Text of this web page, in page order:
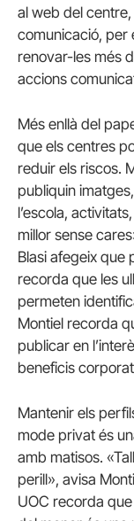
al web del
comunicació, per
renovar-les més
accions
Més enllà del
que els centres
reduir els riscos.
publiquin
l’escola,
millor sense
Blasi afegeix que
recorda que les
permeten
Montiel recorda
publicar en
beneficis
Mantenir els
mode privat és
amb matisos.
perill», avisa
UOC recorda